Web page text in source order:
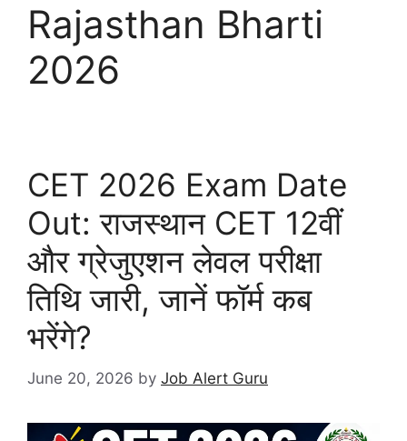
Rajasthan Bharti
2026
CET 2026 Exam Date
Out: राजस्थान CET 12वीं
और ग्रेजुएशन लेवल परीक्षा
तिथि जारी, जानें फॉर्म कब
भरेंगे?
June 20, 2026 by Job Alert Guru